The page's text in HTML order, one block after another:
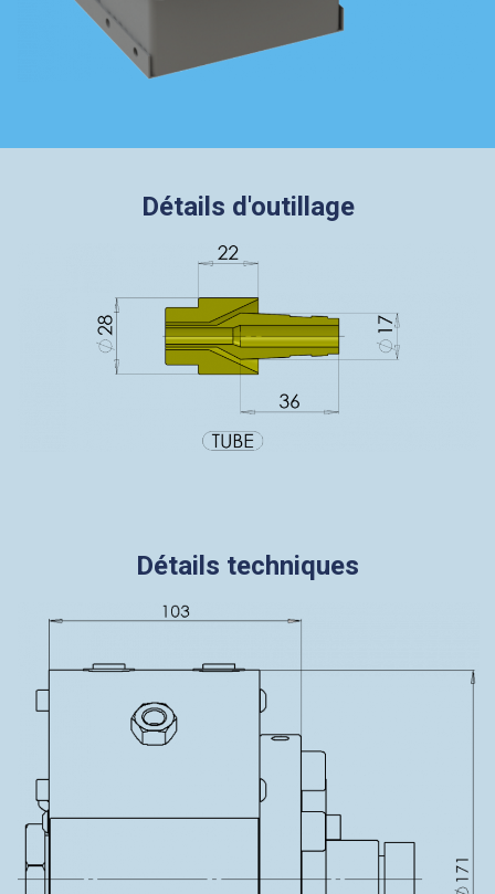
Détails d'outillage
Détails techniques